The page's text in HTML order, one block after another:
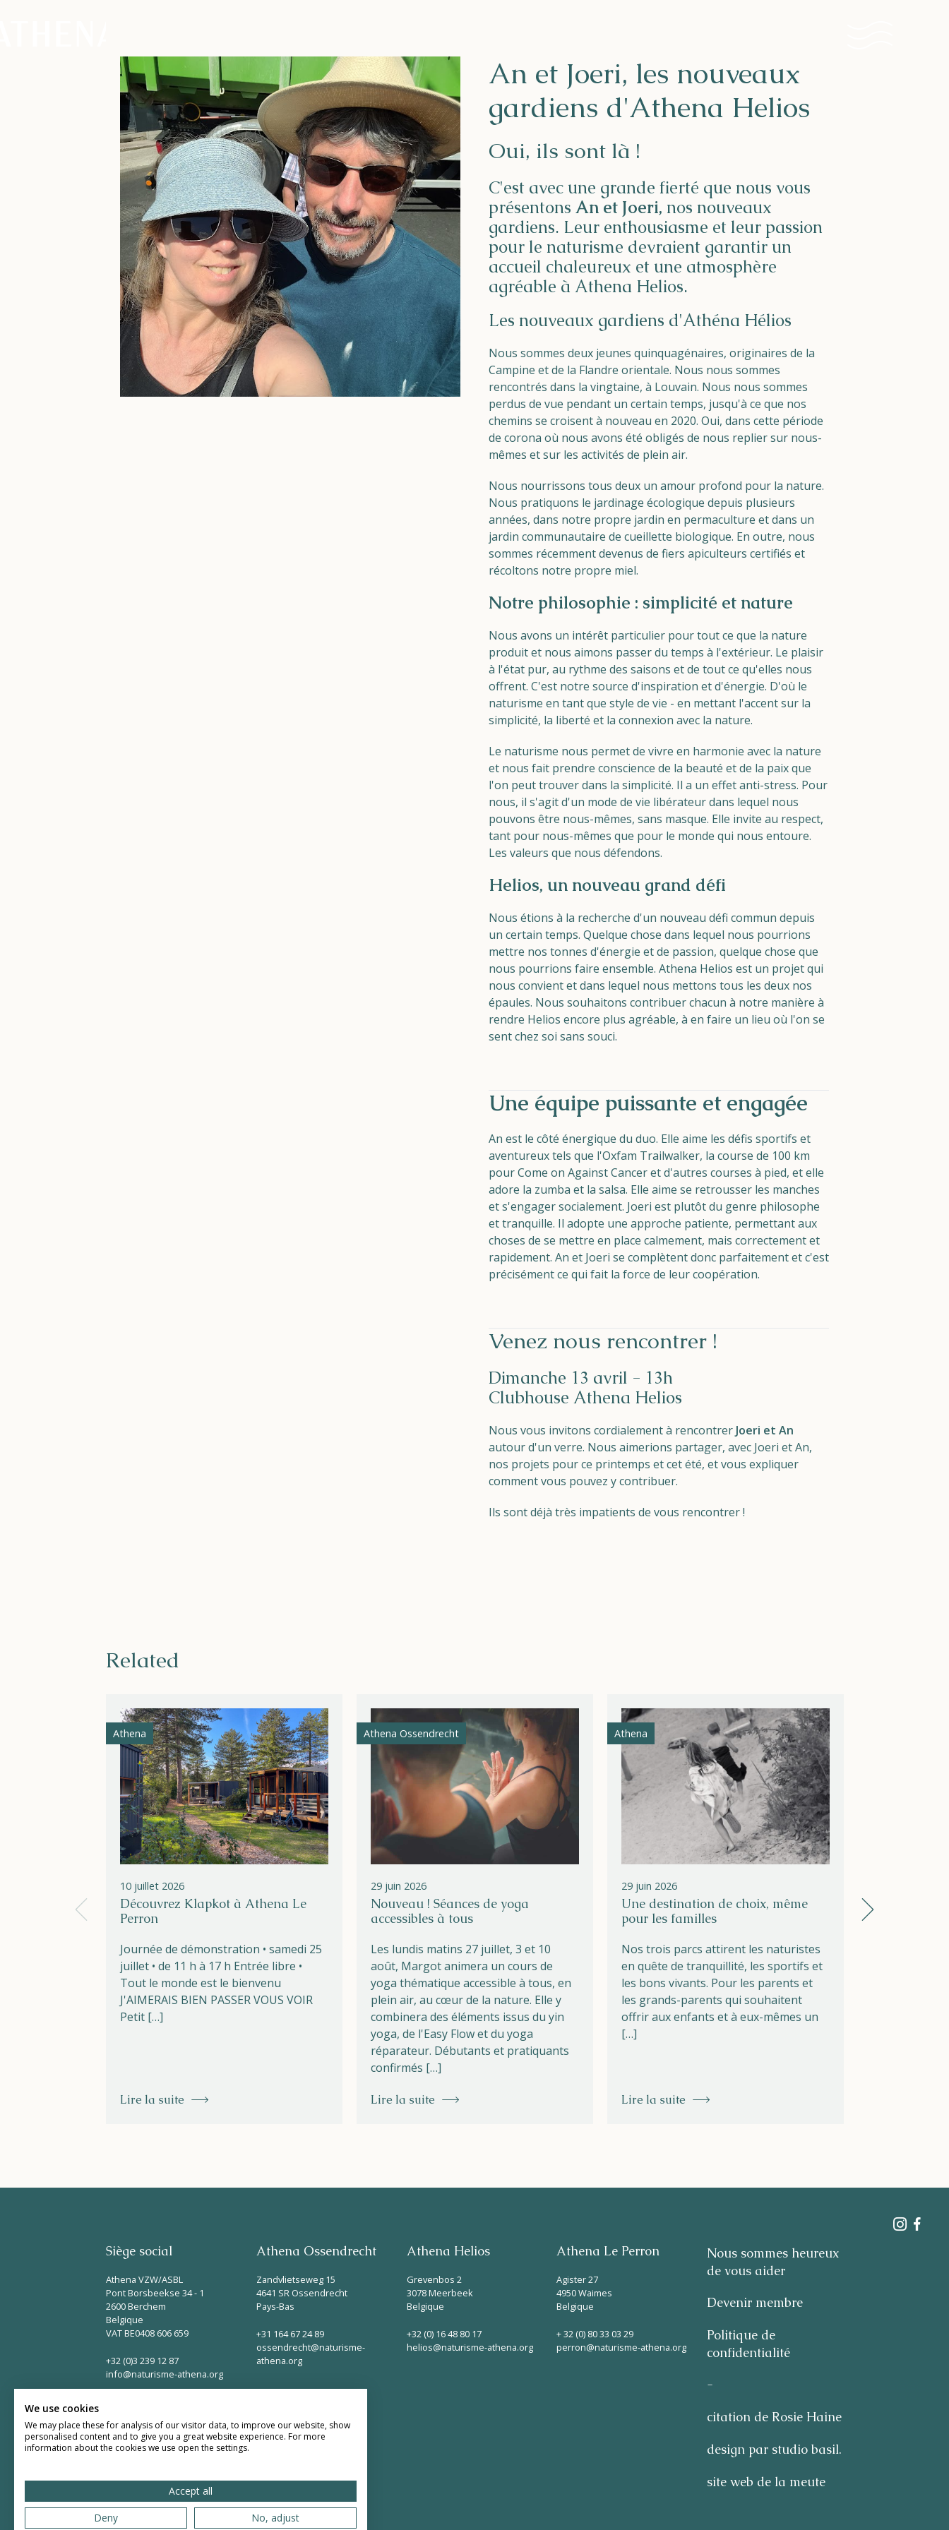
Calendrier
Le Perron
Contact
An et Joeri, les nouveaux
gardiens d'Athena Helios
Oui, ils sont là !
C'est avec une grande fierté que nous vous
présentons An et Joeri, nos nouveaux
gardiens. Leur enthousiasme et leur passion
pour le naturisme devraient garantir un
accueil chaleureux et une atmosphère
agréable à Athena Helios.
Les nouveaux gardiens d'Athéna Hélios
Nous sommes deux jeunes quinquagénaires, originaires de la
Campine et de la Flandre orientale. Nous nous sommes
rencontrés dans la vingtaine, à Louvain. Nous nous sommes
perdus de vue pendant un certain temps, jusqu'à ce que nos
chemins se croisent à nouveau en 2020. Oui, dans cette période
de corona où nous avons été obligés de nous replier sur nous-
mêmes et sur les activités de plein air.
Nous nourrissons tous deux un amour profond pour la nature.
Nous pratiquons le jardinage écologique depuis plusieurs
années, dans notre propre jardin en permaculture et dans un
jardin communautaire de cueillette biologique. En outre, nous
sommes récemment devenus de fiers apiculteurs certifiés et
récoltons notre propre miel.
Notre philosophie : simplicité et nature
Nous avons un intérêt particulier pour tout ce que la nature
produit et nous aimons passer du temps à l'extérieur. Le plaisir
à l'état pur, au rythme des saisons et de tout ce qu'elles nous
offrent. C'est notre source d'inspiration et d'énergie. D'où le
naturisme en tant que style de vie - en mettant l'accent sur la
simplicité, la liberté et la connexion avec la nature.
Le naturisme nous permet de vivre en harmonie avec la nature
et nous fait prendre conscience de la beauté et de la paix que
l'on peut trouver dans la simplicité. Il a un effet anti-stress. Pour
nous, il s'agit d'un mode de vie libérateur dans lequel nous
pouvons être nous-mêmes, sans masque. Elle invite au respect,
tant pour nous-mêmes que pour le monde qui nous entoure.
Les valeurs que nous défendons.
Helios, un nouveau grand défi
Nous étions à la recherche d'un nouveau défi commun depuis
un certain temps. Quelque chose dans lequel nous pourrions
mettre nos tonnes d'énergie et de passion, quelque chose que
nous pourrions faire ensemble. Athena Helios est un projet qui
nous convient et dans lequel nous mettons tous les deux nos
épaules. Nous souhaitons contribuer chacun à notre manière à
rendre Helios encore plus agréable, à en faire un lieu où l'on se
sent chez soi sans souci.
Une équipe puissante et engagée
An est le côté énergique du duo. Elle aime les défis sportifs et
aventureux tels que l'Oxfam Trailwalker, la course de 100 km
pour Come on Against Cancer et d'autres courses à pied, et elle
adore la zumba et la salsa. Elle aime se retrousser les manches
et s'engager socialement. Joeri est plutôt du genre philosophe
et tranquille. Il adopte une approche patiente, permettant aux
choses de se mettre en place calmement, mais correctement et
rapidement. An et Joeri se complètent donc parfaitement et c'est
précisément ce qui fait la force de leur coopération.
Venez nous rencontrer !
Dimanche 13 avril - 13h
Clubhouse Athena Helios
Nous vous invitons cordialement à rencontrer Joeri et An
autour d'un verre. Nous aimerions partager, avec Joeri et An,
nos projets pour ce printemps et cet été, et vous expliquer
comment vous pouvez y contribuer.
Ils sont déjà très impatients de vous rencontrer !
Related
Athena
10 juillet 2026
Découvrez Klapkot à Athena Le
Perron
Journée de démonstration • samedi 25
juillet • de 11 h à 17 h Entrée libre •
Tout le monde est le bienvenu
J'AIMERAIS BIEN PASSER VOUS VOIR
Petit […]
Lire la suite
Athena Ossendrecht
29 juin 2026
Nouveau ! Séances de yoga
accessibles à tous
Les lundis matins 27 juillet, 3 et 10
août, Margot animera un cours de
yoga thématique accessible à tous, en
plein air, au cœur de la nature. Elle y
combinera des éléments issus du yin
yoga, de l'Easy Flow et du yoga
réparateur. Débutants et pratiquants
confirmés […]
Lire la suite
Athena
29 juin 2026
Une destination de choix, même
pour les familles
Nos trois parcs attirent les naturistes
en quête de tranquillité, les sportifs et
les bons vivants. Pour les parents et
les grands-parents qui souhaitent
offrir aux enfants et à eux-mêmes un
[…]
Lire la suite
C'est l'été à
Siège social
Athena VZW/ASBL
Pont Borsbeekse 34 - 1
2600 Berchem
Belgique
VAT BE0408 606 659
+32 (0)3 239 12 87
info@naturisme-athena.org
Athena Ossendrecht
Zandvlietseweg 15
4641 SR Ossendrecht
Pays-Bas
+31 164 67 24 89
ossendrecht@naturisme-
athena.org
Athena Helios
Grevenbos 2
3078 Meerbeek
Belgique
+32 (0) 16 48 80 17
helios@naturisme-athena.org
Athena Le Perron
Agister 27
4950 Waimes
Belgique
+ 32 (0) 80 33 03 29
perron@naturisme-athena.org
Nous sommes heureux
de vous aider
Devenir membre
Politique de
confidentialité
-
citation de Rosie Haine
design par studio basil.
site web de la meute
We use cookies
We may place these for analysis of our visitor data, to improve our website, show
personalised content and to give you a great website experience. For more
information about the cookies we use open the settings.
Accept all
Deny
No, adjust